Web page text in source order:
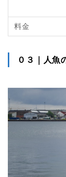
料金
０３｜人魚